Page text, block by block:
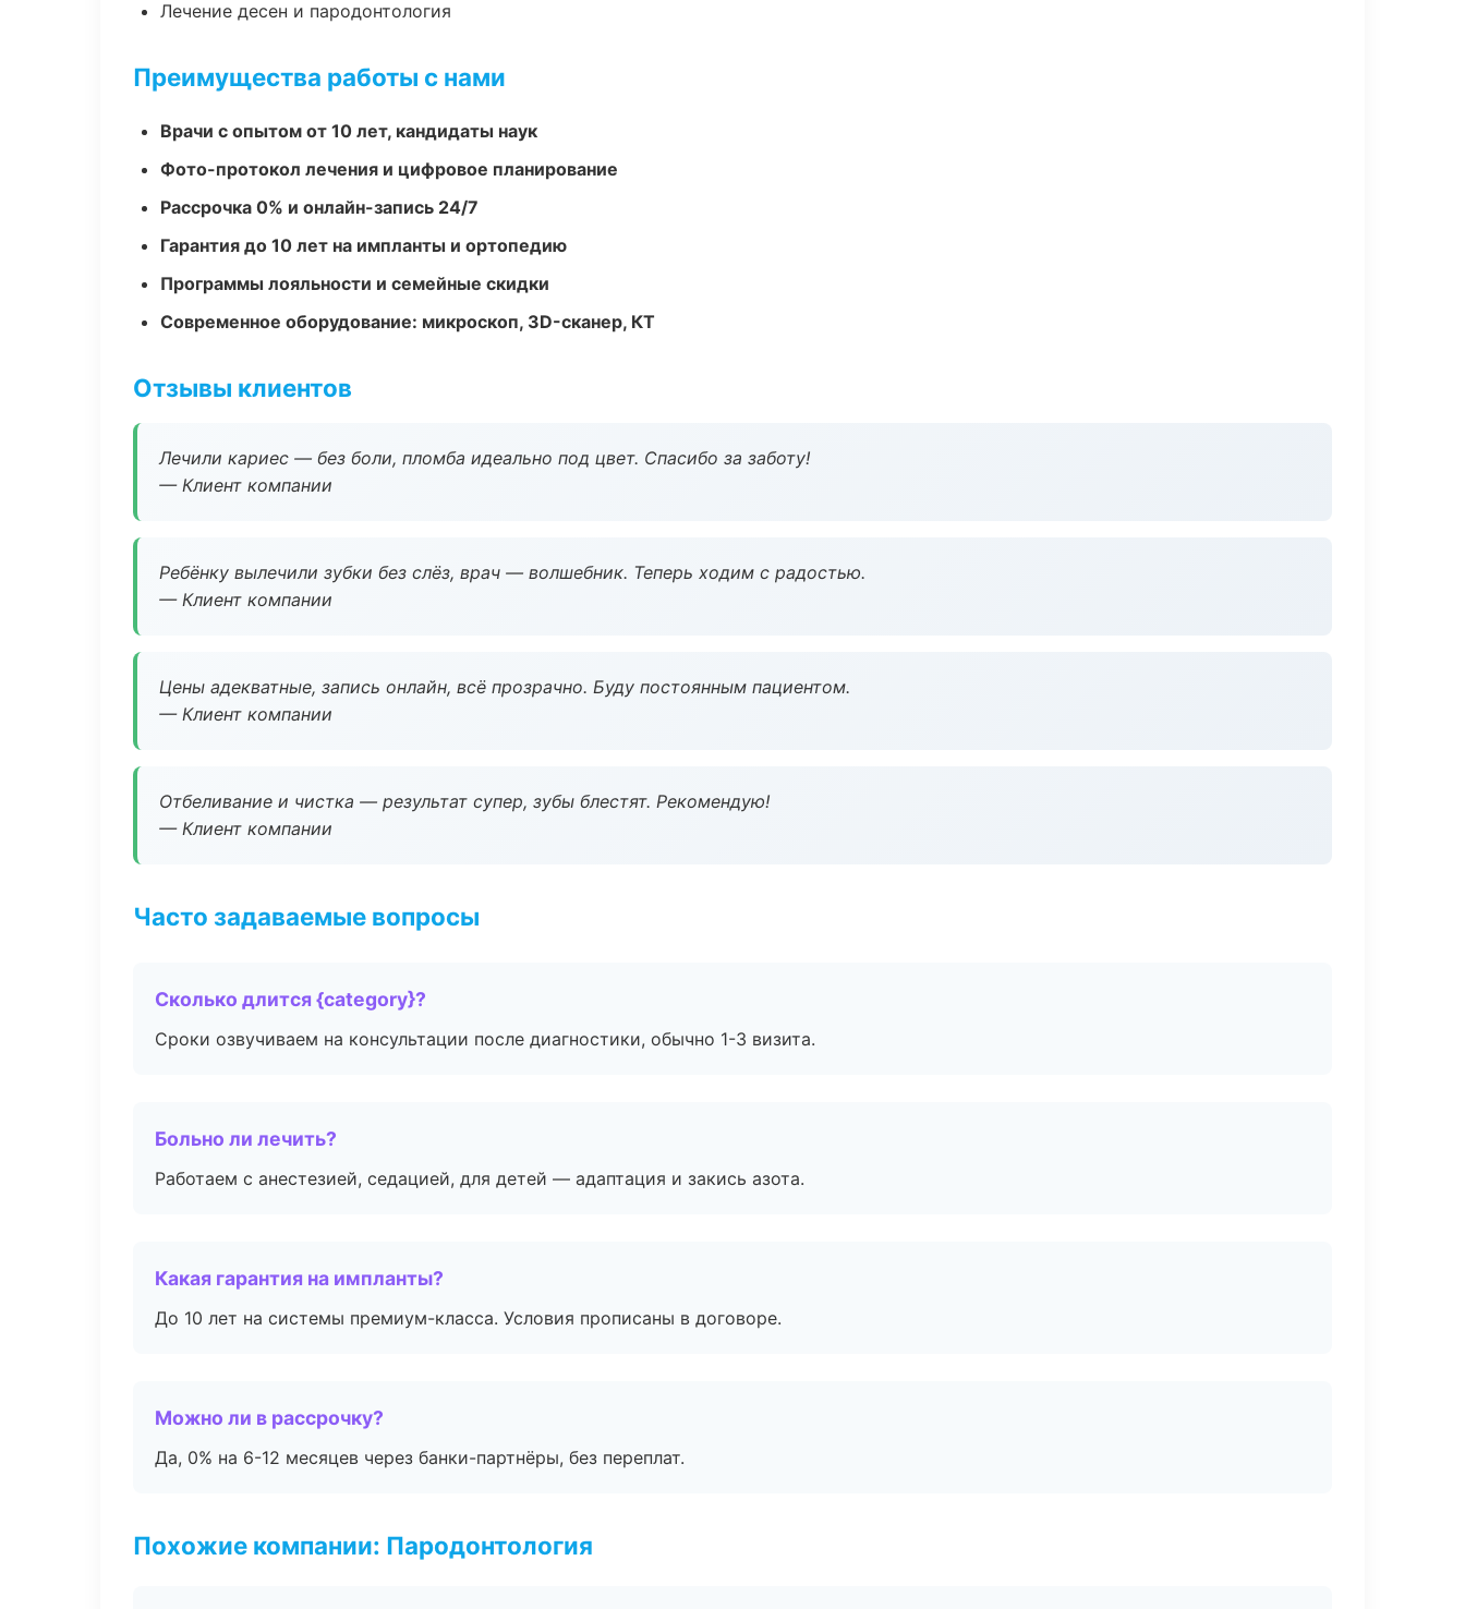
Лечение десен и пародонтология
Преимущества работы с нами
Врачи с опытом от 10 лет, кандидаты наук
Фото-протокол лечения и цифровое планирование
Рассрочка 0% и онлайн-запись 24/7
Гарантия до 10 лет на импланты и ортопедию
Программы лояльности и семейные скидки
Современное оборудование: микроскоп, 3D-сканер, КТ
Отзывы клиентов
Лечили кариес — без боли, пломба идеально под цвет. Спасибо за заботу!
— Клиент компании
Ребёнку вылечили зубки без слёз, врач — волшебник. Теперь ходим с радостью.
— Клиент компании
Цены адекватные, запись онлайн, всё прозрачно. Буду постоянным пациентом.
— Клиент компании
Отбеливание и чистка — результат супер, зубы блестят. Рекомендую!
— Клиент компании
Часто задаваемые вопросы
Сколько длится {category}?
Сроки озвучиваем на консультации после диагностики, обычно 1-3 визита.
Больно ли лечить?
Работаем с анестезией, седацией, для детей — адаптация и закись азота.
Какая гарантия на импланты?
До 10 лет на системы премиум-класса. Условия прописаны в договоре.
Можно ли в рассрочку?
Да, 0% на 6-12 месяцев через банки-партнёры, без переплат.
Похожие компании: Пародонтология